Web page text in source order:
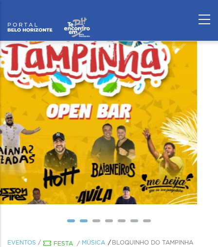
EVENTOS / FESTA / MÚSICA BLOQUINHO DO TAMPINHA